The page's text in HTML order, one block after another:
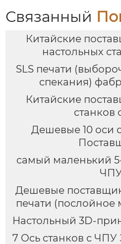
Связанный
Китайские
настольных
SLS печати
спекания)
Китайские
станков
Дешевые 10 оси
самый маленький
Дешевые
печати
Настольный 3D-
7 Ось станков с ЧПУ